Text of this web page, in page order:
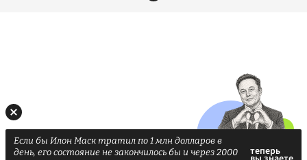
Если бы Илон Маск тратил по 1 млн долларов в
день, его состояние не закончилось бы и через 2000